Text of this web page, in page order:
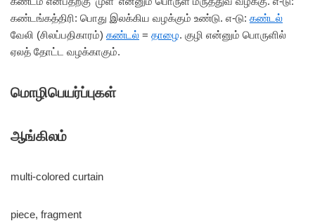
கண்டங்கத்திரி: பொது இலக்கிய வழக்கும் உண்டு. எ-டு: கண்டல்
வேலி (சிலப்பதிகாரம்) கண்டல் = தாழை. குழி என்னும் பொருளில்
ஏலத் தோட்ட வழக்காகும்.
மொழிபெயர்ப்புகள்
ஆங்கிலம்
multi-colored curtain
piece, fragment